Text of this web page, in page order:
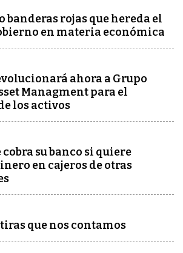
banderas rojas que hereda el
en materia económica
ahora a Grupo
Managment para el
los activos
cobra su banco si quiere
en cajeros de otras
que nos contamos